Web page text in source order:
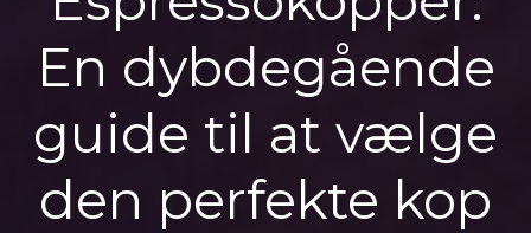
En dybdegående
guide til at vælge
den perfekte kop